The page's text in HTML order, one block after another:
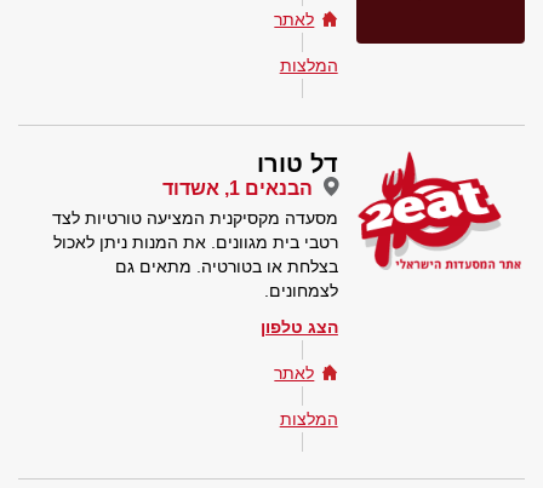
לאתר
המלצות
דל טורו
הבנאים 1, אשדוד
מסעדה מקסיקנית המציעה טורטיות לצד
רטבי בית מגוונים. את המנות ניתן לאכול
בצלחת או בטורטיה. מתאים גם
לצמחונים.
הצג טלפון
לאתר
המלצות